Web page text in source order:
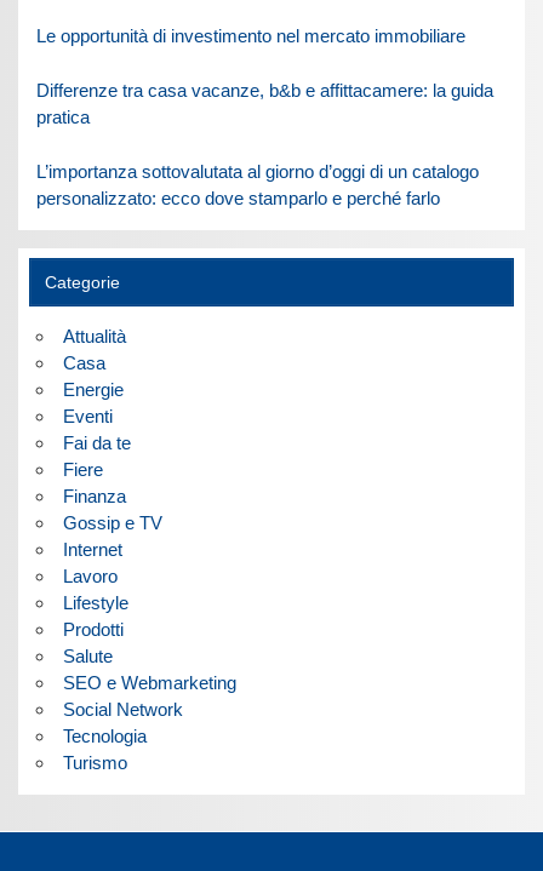
Le opportunità di investimento nel mercato immobiliare
Differenze tra casa vacanze, b&b e affittacamere: la guida
pratica
L’importanza sottovalutata al giorno d’oggi di un catalogo
personalizzato: ecco dove stamparlo e perché farlo
Categorie
Attualità
Casa
Energie
Eventi
Fai da te
Fiere
Finanza
Gossip e TV
Internet
Lavoro
Lifestyle
Prodotti
Salute
SEO e Webmarketing
Social Network
Tecnologia
Turismo